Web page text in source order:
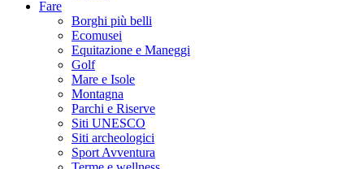
Fare
Borghi più belli
Ecomusei
Equitazione e Maneggi
Golf
Mare e Isole
Montagna
Parchi e Riserve
Siti UNESCO
Siti archeologici
Sport Avventura